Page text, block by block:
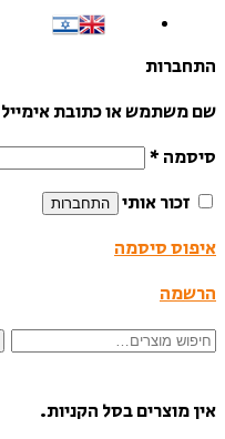
התחברות
שם משתמש או כתובת אימייל
סיסמה *
זכור אותי
התחברות
איפוס סיסמה
הרשמה
חיפוש
אין מוצרים בסל הקניות.